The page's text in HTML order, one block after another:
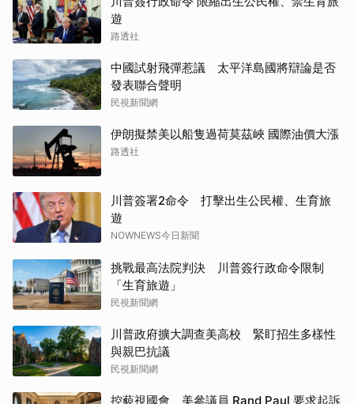
遊
路透社
中國試射飛彈惹議 太平洋島國將辯論是否
發表聯合聲明
民視新聞網
伊朗擬禁美以船隻過荷莫茲峽 國際油價大漲
路透社
川普簽署2命令 打擊出生公民權、生育旅
遊
NOWNEWS今日新聞
挑戰最高法院判決 川普簽行政命令限制
「生育旅遊」
民視新聞網
川普政府擴大調查美高校 緊盯招生多樣性
與親巴抗議
民視新聞網
控藐視國會 美參議員 Rand Paul 要求起訴